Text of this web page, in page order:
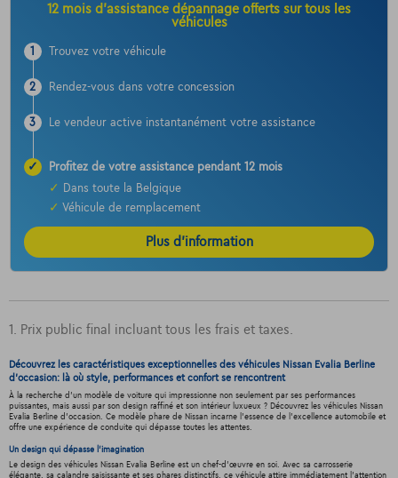
12 mois d’assistance dépannage offerts sur tous les
véhicules
1 Trouvez votre véhicule
2 Rendez-vous dans votre concession
3 Le vendeur active instantanément votre assistance
✓
Profitez de votre assistance pendant 12 mois
✓
Dans toute la Belgique
✓ Véhicule de remplacement
Plus d’information
1. Prix public final incluant tous les frais et taxes.
Découvrez les caractéristiques exceptionnelles des véhicules Nissan Evalia Berline
d'occasion: là où style, performances et confort se rencontrent
À la recherche d'un modèle de voiture qui impressionne non seulement par ses performances
puissantes, mais aussi par son design raffiné et son intérieur luxueux ? Découvrez les véhicules Nissan
Evalia Berline d'occasion. Ce modèle phare de Nissan incarne l'essence de l'excellence automobile et
offre une expérience de conduite qui dépasse toutes les attentes.
Un design qui dépasse l'imagination
Le design des véhicules Nissan Evalia Berline est un chef-d'œuvre en soi. Avec sa carrosserie
élégante, sa calandre saisissante et ses phares distinctifs, ce véhicule attire immédiatement l'attention